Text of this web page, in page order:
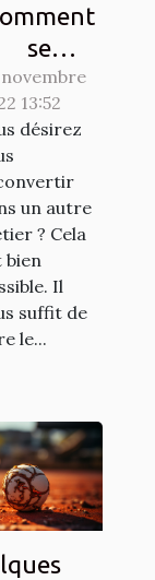
se
autre
?
13:52
désirez
un autre
? Cela
bien
Il
suffit de
le...